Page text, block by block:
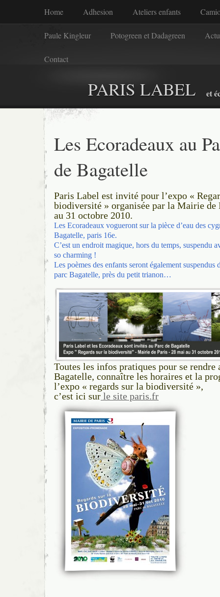
Home Adhesion Ateliers enfants
Paule Kingleur Potogreen et Dadagreen
Contact
PARIS LABEL et
Les Ecoradeaux au
de Bagatelle
Paris Label est invité pour l’expo «
biodiversité » organisée par la Mairie de
au 31 octobre 2010.
Les Ecoradeaux vogueront sur la pièce d’eau des
Bagatelle, paris 16e.
C’est un endroit magique, hors du temps, suspendu
so charming !
Les poèmes des enfants seront également suspendus
parc Bagatelle, près du petit trianon…
Toutes les infos pratiques pour se rendre
Bagatelle, connaître les horaires et la
l’expo « regards sur la biodiversité »,
c’est ici sur le site paris.fr